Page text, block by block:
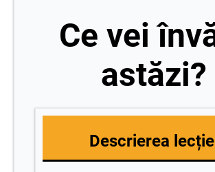
Ce vei
astăzi?
Descrierea